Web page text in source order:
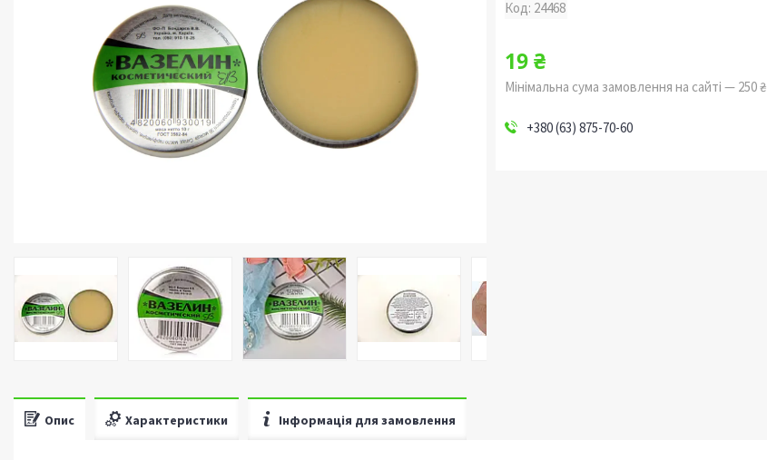
Код: 24468
19 ₴
Мінімальна сума замовлення на сайті — 250 ₴
+380 (63) 875-70-60
Опис Характеристики Інформація для замовлення